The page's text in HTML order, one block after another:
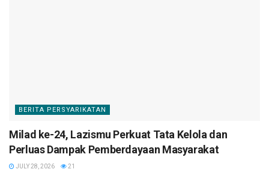
BERITA PERSYARIKATAN
Milad ke-24, Lazismu Perkuat Tata Kelola dan
Perluas Dampak Pemberdayaan Masyarakat
JULY 28, 2026 21